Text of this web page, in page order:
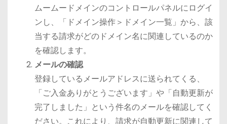
ムームードメインのコントロールパネルにログイ
ンし、「ドメイン操作＞ドメイン一覧」から、該
当する請求がどのドメイン名に関連しているのか
を確認します。
メールの確認
登録しているメールアドレスに送られてくる、
「ご入金ありがとうございます」や「自動更新が
完了しました」という件名のメールを確認してく
ださい。これにより、請求が自動更新に関連して